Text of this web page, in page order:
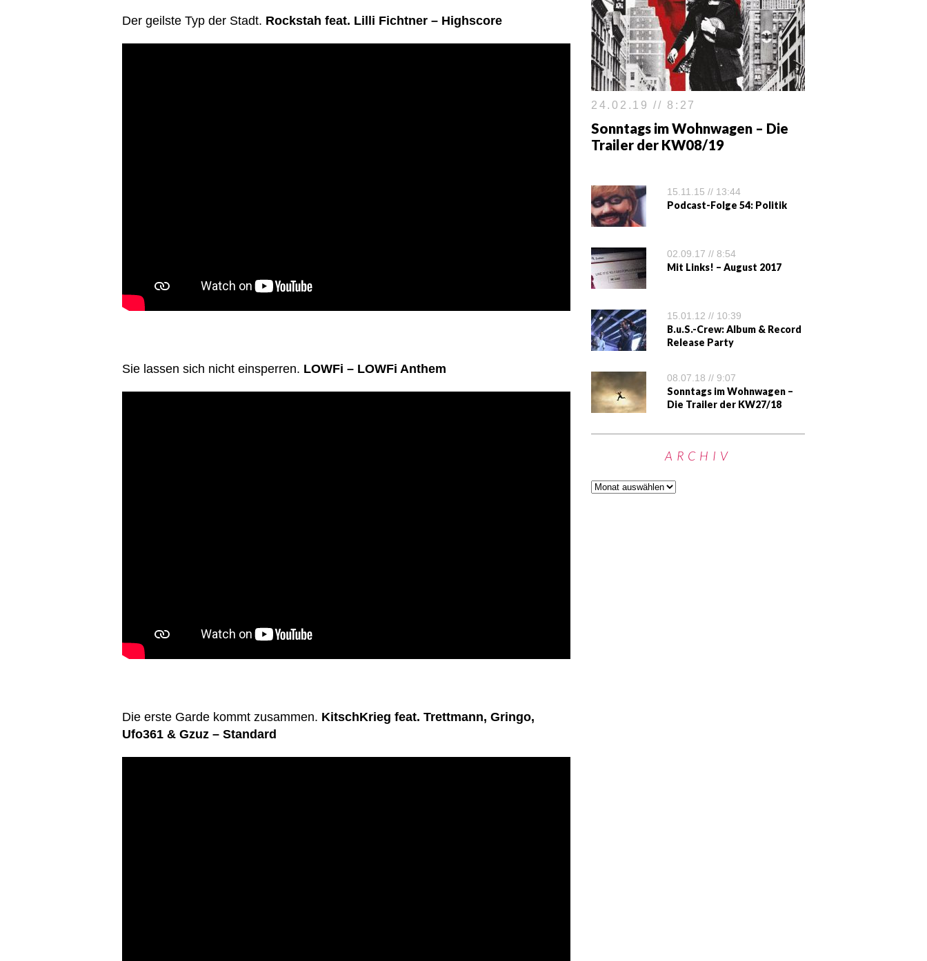
Der geilste Typ der Stadt. Rockstah feat. Lilli Fichtner – Highscore
Sie lassen sich nicht einsperren. LOWFi – LOWFi Anthem
Die erste Garde kommt zusammen. KitschKrieg feat. Trettmann, Gringo,
Ufo361 & Gzuz – Standard
24.02.19 // 8:27
Sonntags im Wohnwagen – Die
Trailer der KW08/19
15.11.15 // 13:44
Podcast-Folge 54: Politik
02.09.17 // 8:54
Mit Links! – August 2017
15.01.12 // 10:39
B.u.S.-Crew: Album & Record
Release Party
08.07.18 // 9:07
Sonntags im Wohnwagen –
Die Trailer der KW27/18
ARCHIV